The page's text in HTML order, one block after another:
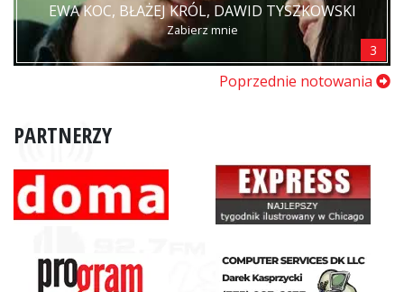
EWA KOC, BŁAŻEJ KRÓL, DAWID TYSZKOWSKI
Zabierz mnie
3
Poprzednie notowania
PARTNERZY